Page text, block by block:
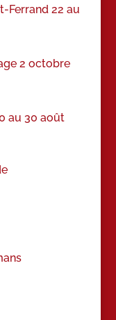
Ferrand 22 au
2 octobre
au 30 août